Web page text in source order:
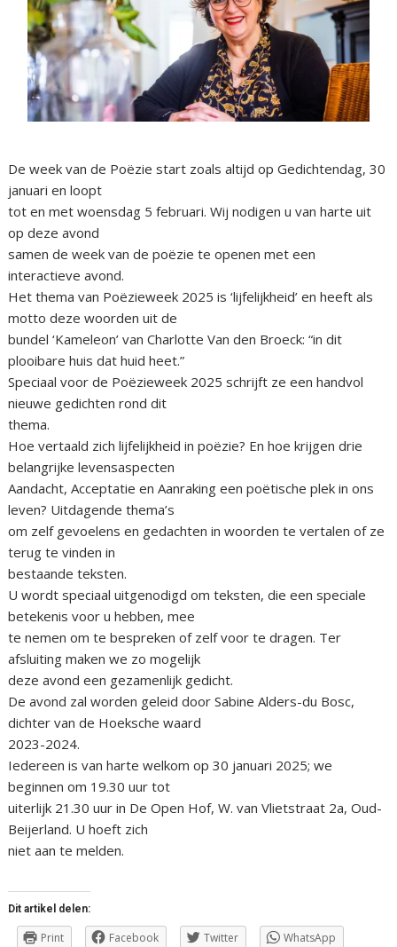
De week van de Poëzie start zoals altijd op Gedichtendag, 30
januari en loopt
tot en met woensdag 5 februari. Wij nodigen u van harte uit
op deze avond
samen de week van de poëzie te openen met een
interactieve avond.
Het thema van Poëzieweek 2025 is ‘lijfelijkheid’ en heeft als
motto deze woorden uit de
bundel ‘Kameleon’ van Charlotte Van den Broeck: “in dit
plooibare huis dat huid heet.”
Speciaal voor de Poëzieweek 2025 schrijft ze een handvol
nieuwe gedichten rond dit
thema.
Hoe vertaald zich lijfelijkheid in poëzie? En hoe krijgen drie
belangrijke levensaspecten
Aandacht, Acceptatie en Aanraking een poëtische plek in ons
leven? Uitdagende thema’s
om zelf gevoelens en gedachten in woorden te vertalen of ze
terug te vinden in
bestaande teksten.
U wordt speciaal uitgenodigd om teksten, die een speciale
betekenis voor u hebben, mee
te nemen om te bespreken of zelf voor te dragen. Ter
afsluiting maken we zo mogelijk
deze avond een gezamenlijk gedicht.
De avond zal worden geleid door Sabine Alders-du Bosc,
dichter van de Hoeksche waard
2023-2024.
Iedereen is van harte welkom op 30 januari 2025; we
beginnen om 19.30 uur tot
uiterlijk 21.30 uur in De Open Hof, W. van Vlietstraat 2a, Oud-
Beijerland. U hoeft zich
niet aan te melden.
Dit artikel delen:
Print Facebook Twitter WhatsApp